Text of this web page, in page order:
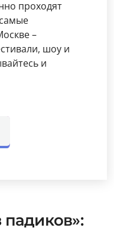
проходят
–
шоу и
и